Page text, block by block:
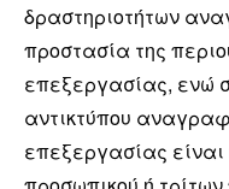
δραστηριοτήτων
προστασία της
επεξεργασίας, ενώ
αντικτύπου
επεξεργασίας